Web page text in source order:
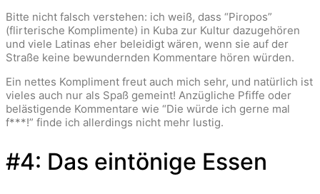
Bitte nicht falsch verstehen: ich weiß, dass “Piropos”
(flirterische Komplimente) in Kuba zur Kultur dazugehören
und viele Latinas eher beleidigt wären, wenn sie auf der
Straße keine bewundernden Kommentare hören würden.
Ein nettes Kompliment freut auch mich sehr, und natürlich ist
vieles auch nur als Spaß gemeint! Anzügliche Pfiffe oder
belästigende Kommentare wie “Die würde ich gerne mal
f***!” finde ich allerdings nicht mehr lustig.
#4: Das eintönige Essen